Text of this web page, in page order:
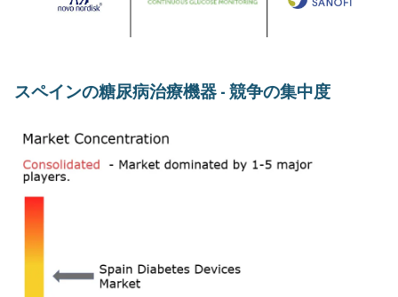
スペインの糖尿病治療機器 - 競争の集中度